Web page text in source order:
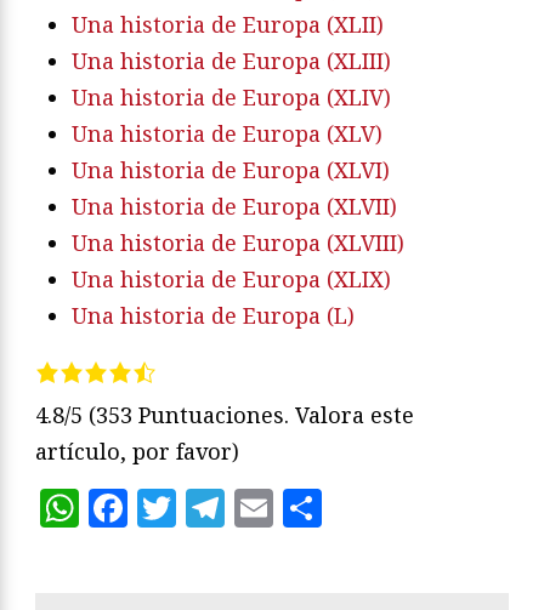
Una historia de Europa (XLII)
Una historia de Europa (XLIII)
Una historia de Europa (XLIV)
Una historia de Europa (XLV)
Una historia de Europa (XLVI)
Una historia de Europa (XLVII)
Una historia de Europa (XLVIII)
Una historia de Europa (XLIX)
Una historia de Europa (L)
4.8/5 (353 Puntuaciones. Valora este
artículo, por favor)
WhatsApp
Facebook
Twitter
Telegram
Email